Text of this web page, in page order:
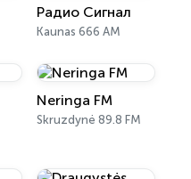
Радио Сигнал
Kaunas 666 AM
Neringa FM
Skruzdynė 89.8 FM